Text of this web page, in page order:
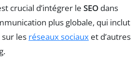
crucial d’intégrer le SEO dans
plus globale, qui inclut
les réseaux sociaux et d’autres